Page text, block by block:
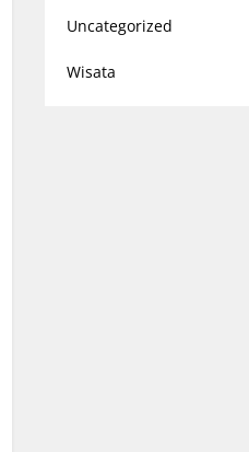
Uncategorized
Wisata